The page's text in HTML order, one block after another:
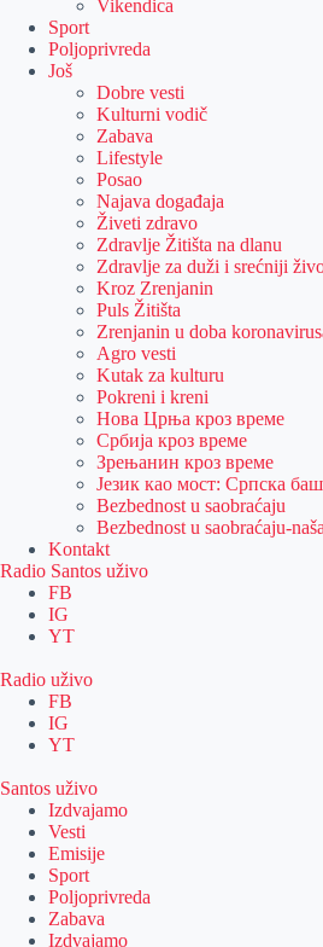
Vikendica
Sport
Poljoprivreda
Još
Dobre vesti
Kulturni vodič
Zabava
Lifestyle
Posao
Najava događaja
Živeti zdravo
Zdravlje Žitišta na dlanu
Zdravlje za duži i srećniji
Kroz Zrenjanin
Puls Žitišta
Zrenjanin u doba
Agro vesti
Kutak za kulturu
Pokreni i kreni
Нова Црња кроз време
Србија кроз време
Зрењанин кроз време
Језик као мост: Српска
Bezbednost u saobraćaju
Bezbednost u saobraćaju-
Kontakt
Radio Santos uživo
FB
IG
YT
Radio uživo
FB
IG
YT
Santos uživo
Izdvajamo
Vesti
Emisije
Sport
Poljoprivreda
Zabava
Izdvajamo